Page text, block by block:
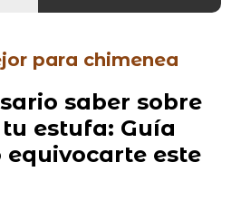
para chimenea
saber sobre
estufa: Guía
este